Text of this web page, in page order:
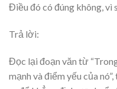
Điều đó có đúng không, vì
Trả lời:
Đọc lại đoạn văn từ
mạnh và điểm yếu của